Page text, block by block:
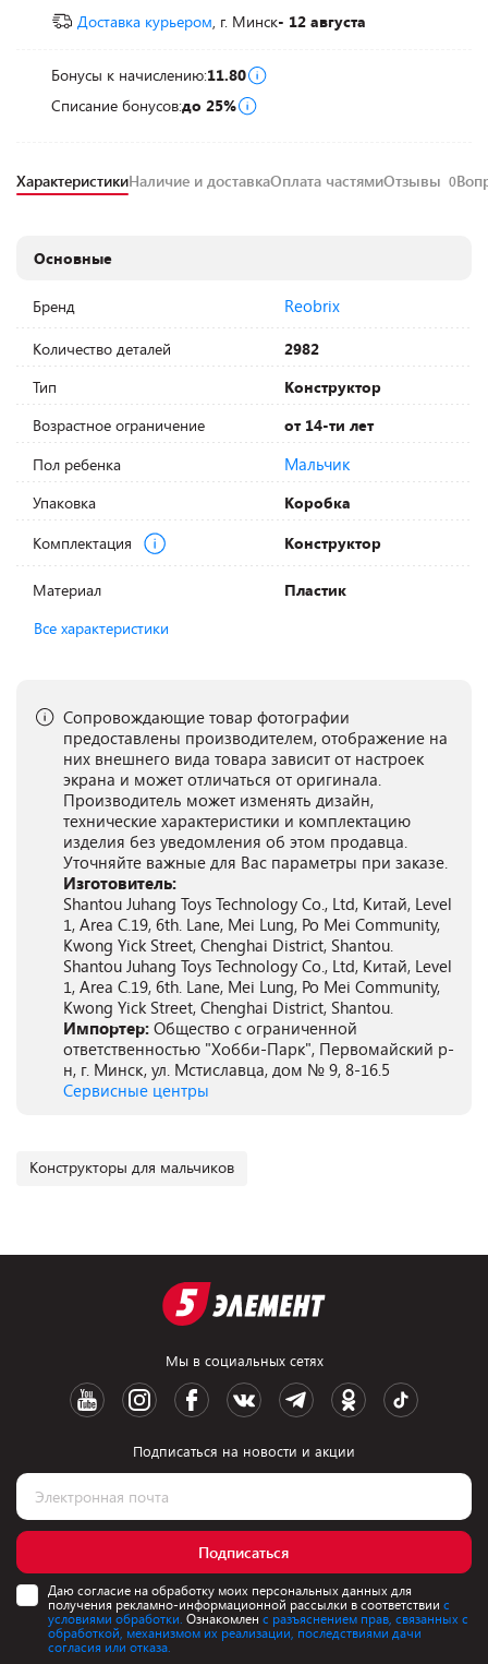
Доставка курьером, г. Минск- 12 августа
Бонусы к начислению:11.80
Списание бонусов:до 25%
ХарактеристикиНаличие и доставкаОплата частямиОтзывы 0
Основные
Бренд Reobrix
Количество деталей
2982
Тип
Конструктор
Возрастное ограничение
от 14-ти лет
Пол ребенка
Мальчик
Упаковка
Коробка
Комплектация
Конструктор
Материал
Пластик
Все характеристики
Сопровождающие товар фотографии
предоставлены производителем, отображение на
них внешнего вида товара зависит от настроек
экрана и может отличаться от оригинала.
Производитель может изменять дизайн,
технические характеристики и комплектацию
изделия без уведомления об этом продавца.
Уточняйте важные для Вас параметры при заказе.
Изготовитель:
Shantou Juhang Toys Technology Co., Ltd, Китай, Level
1, Area C.19, 6th. Lane, Mei Lung, Po Mei Community,
Kwong Yick Street, Chenghai District, Shantou.
Shantou Juhang Toys Technology Co., Ltd, Китай, Level
1, Area C.19, 6th. Lane, Mei Lung, Po Mei Community,
Kwong Yick Street, Chenghai District, Shantou.
Импортер: Общество с ограниченной
ответственностью "Хобби-Парк", Первомайский р-
н, г. Минск, ул. Мстиславца, дом № 9, 8-16.5
Сервисные центры
Конструкторы для мальчиков
Мы в социальных сетях
Подписаться на новости и акции
Подписаться
Даю согласие на обработку моих персональных данных для
получения рекламно-информационной рассылки в соответствии с
условиями обработки. Ознакомлен с разъяснением прав, связанных с
обработкой, механизмом их реализации, последствиями дачи
согласия или отказа.